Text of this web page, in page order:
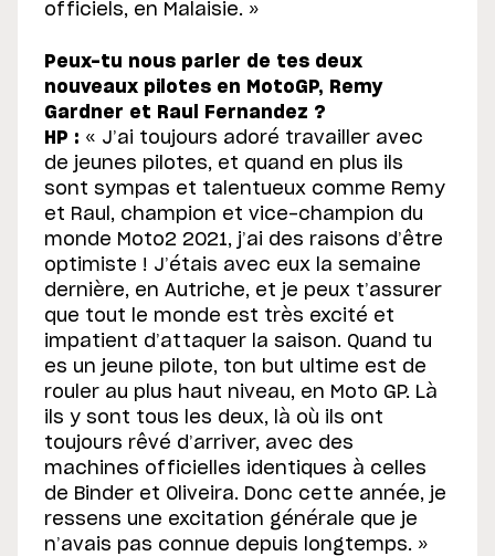
officiels, en Malaisie. »
Peux-tu nous parler de tes deux
nouveaux pilotes en MotoGP, Remy
Gardner et Raul Fernandez ?
HP : « J’ai toujours adoré travailler avec
de jeunes pilotes, et quand en plus ils
sont sympas et talentueux comme Remy
et Raul, champion et vice-champion du
monde Moto2 2021, j’ai des raisons d’être
optimiste ! J’étais avec eux la semaine
dernière, en Autriche, et je peux t’assurer
que tout le monde est très excité et
impatient d’attaquer la saison. Quand tu
es un jeune pilote, ton but ultime est de
rouler au plus haut niveau, en Moto GP. Là
ils y sont tous les deux, là où ils ont
toujours rêvé d’arriver, avec des
machines officielles identiques à celles
de Binder et Oliveira. Donc cette année, je
ressens une excitation générale que je
n’avais pas connue depuis longtemps. »